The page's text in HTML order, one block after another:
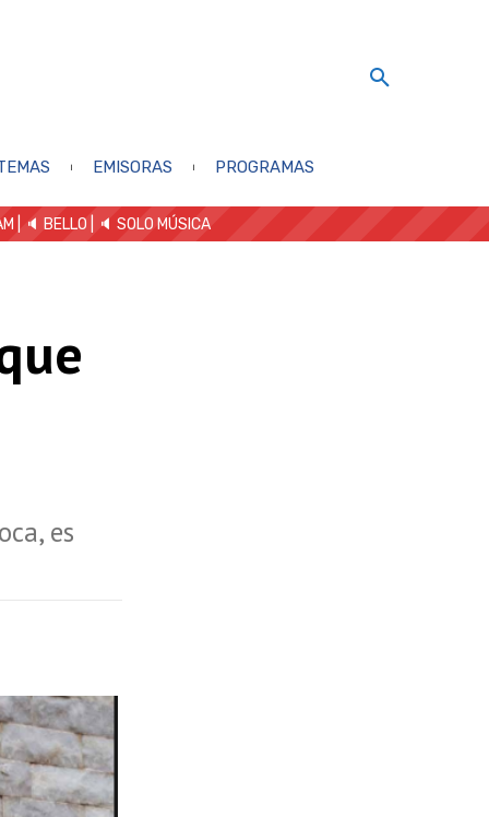
EMISORAS PROGRAMAS
| 🔈 BELLO 🔈 SOLO MÚSICA
es